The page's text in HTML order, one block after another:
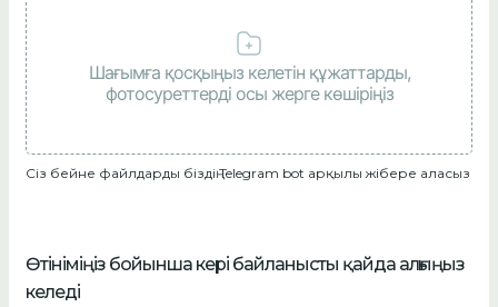
Шағымға қосқыңыз келетін құжаттарды,
фотосуреттерді осы жерге көшіріңіз
Сіз бейне файлдарды біздіңTelegram bot арқылы жібере аласыз
Өтініміңіз бойынша кері байланысты қайда алғыңыз
келеді